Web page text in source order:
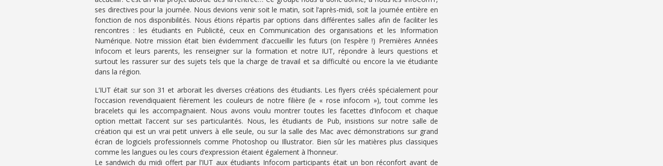
ses directives pour la journée. Nous devions venir soit le matin, soit l’après-midi, soit la journée entière en
fonction de nos disponibilités. Nous étions répartis par options dans différentes salles afin de faciliter les
rencontres : les étudiants en Publicité, ceux en Communication des organisations et les Information
Numérique. Notre mission était bien évidemment d’accueillir les futurs (on l’espère !) Premières Années
Infocom et leurs parents, les renseigner sur la formation et notre IUT, répondre à leurs questions et
surtout les rassurer sur des sujets tels que la charge de travail et sa difficulté ou encore la vie étudiante
dans la région.
L’IUT était sur son 31 et arborait les diverses créations des étudiants. Les flyers créés spécialement pour
l’occasion revendiquaient fièrement les couleurs de notre filière (le « rose infocom »), tout comme les
bracelets qui les accompagnaient. Nous avons voulu montrer toutes les facettes d’Infocom et chaque
option mettait l’accent sur ses particularités. Nous, les étudiants de Pub, insistions sur notre salle de
création qui est un vrai petit univers à elle seule, ou sur la salle des Mac avec démonstrations sur grand
écran de logiciels professionnels comme Photoshop ou Illustrator. Bien sûr les matières plus classiques
comme les langues ou les cours d’expression étaient également à l’honneur.
Le sandwich du midi offert par l’IUT aux étudiants Infocom participants était un bon réconfort avant de